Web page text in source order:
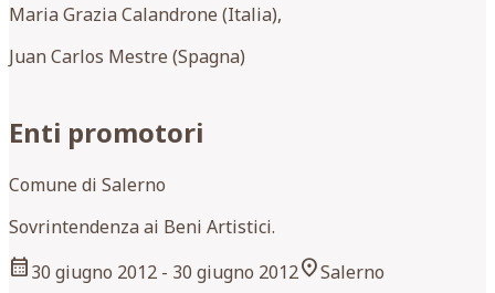
Maria Grazia Calandrone (Italia),
Juan Carlos Mestre (Spagna)
Enti promotori
Comune di Salerno
Sovrintendenza ai Beni Artistici.
calendar_month30 giugno 2012 - 30 giugno 2012location_onSalerno